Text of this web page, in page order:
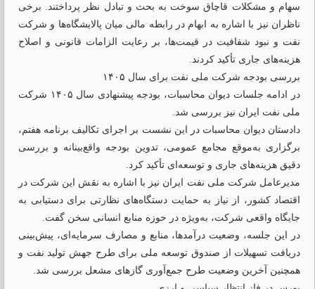
سهام و مشکلات قاچاق سوخت به بحث و تبادل نظر پرداختند. برخی
ناظران نیز با اشاره به ابهام در رابطه مالی میان پالایشگاه‌ها و شرکت
نفت و نبود شفافیت در قیمت‌ها، بر رعایت الزامات قانونی و اصلاح
هزینه‌های جاری تأکید کردند.
بررسی بودجه شرکت ملی نفت برای سال ۱۴۰۵
در ادامه جلسات دیوان محاسبات، بودجه پیشنهادی سال ۱۴۰۵ شرکت
ملی نفت ایران نیز بررسی شد.
دادستان دیوان محاسبات در این نشست بر اجرای تکالیف برنامه هفتم،
برگزاری به‌موقع مجامع عمومی، تدوین بودجه واقع‌بینانه و بررسی
دقیق هزینه‌های جاری و توسعه‌ای تأکید کرد.
مدیرعامل شرکت ملی نفت ایران نیز با اشاره به نقش این شرکت در
اقتصاد کشور، از نیاز به حمایت دستگاه‌های نظارتی برای دستیابی به
جایگاه واقعی شرکت، به‌ویژه در حوزه منابع انسانی سخن گفت.
در این جلسه، وضعیت درآمدها، منابع و مصارف سرمایه‌ای، پیش‌بینی
دریافت تسهیلات از صندوق توسعه ملی برای طرح جهش تولید نفت و
همچنین آخرین وضعیت طرح جمع‌آوری گازهای مشعل بررسی شد.